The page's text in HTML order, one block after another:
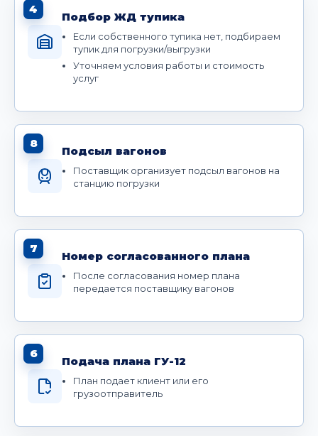
4
Подбор ЖД тупика
Если собственного тупика нет, подбираем
тупик для погрузки/выгрузки
Уточняем условия работы и стоимость
услуг
8
Подсыл вагонов
Поставщик организует подсыл вагонов на
станцию погрузки
7
Номер согласованного плана
После согласования номер плана
передается поставщику вагонов
6
Подача плана ГУ-12
План подает клиент или его
грузоотправитель